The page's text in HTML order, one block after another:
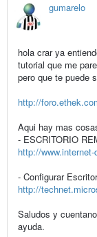
gumarelo
hola crar ya
tutorial que me
pero que te puede
http://
Aqui hay mas
- ESCRITORIO
http://
- Configurar
http://
Saludos y
ayuda.